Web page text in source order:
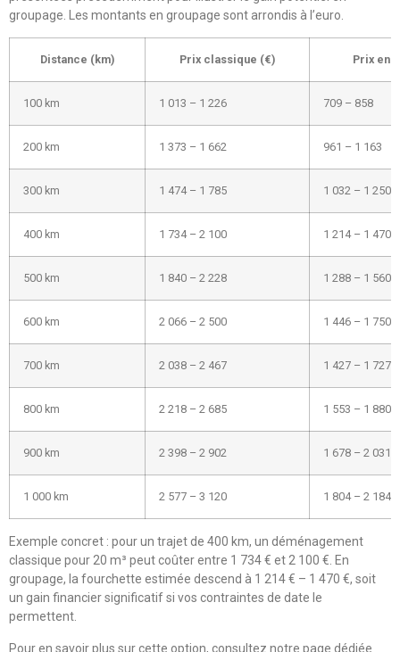
groupage. Les montants en groupage sont arrondis à l’euro.
Distance (km) Prix classique (€) Prix en
100 km 1 013 – 1 226 709 – 858
200 km 1 373 – 1 662 961 – 1 163
300 km 1 474 – 1 785 1 032 – 1 250
400 km 1 734 – 2 100 1 214 – 1 470
500 km 1 840 – 2 228 1 288 – 1 560
600 km 2 066 – 2 500 1 446 – 1 750
700 km 2 038 – 2 467 1 427 – 1 727
800 km 2 218 – 2 685 1 553 – 1 880
900 km 2 398 – 2 902 1 678 – 2 031
1 000 km 2 577 – 3 120 1 804 – 2 184
Exemple concret : pour un trajet de 400 km, un déménagement
classique pour 20 m³ peut coûter entre 1 734 € et 2 100 €. En
groupage, la fourchette estimée descend à 1 214 € – 1 470 €, soit
un gain financier significatif si vos contraintes de date le
permettent.
Pour en savoir plus sur cette option, consultez notre page dédiée